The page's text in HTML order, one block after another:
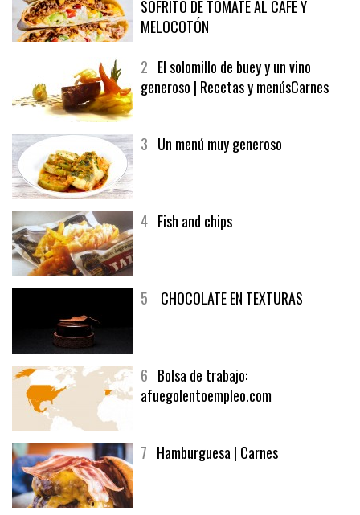
1CRUNCH WRAP SUPREME CON
SOFRITO DE TOMATE AL CAFÉ Y
MELOCOTÓN
2El solomillo de buey y un vino
6Bolsa de trabajo: